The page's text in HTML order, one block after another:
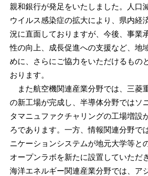
親和銀行が発足をいたしました。人口
ウイルス感染症の拡大により、県内経
況に直面しておりますが、今後、事業
性の向上、成長促進への支援など、地
めに、さらにご協力をいただけるもの
おります。
また航空機関連産業分野では、三菱
の新工場が完成し、半導体分野ではソ
タマニュファクチャリングの工場増設
ろであります。一方、情報関連分野で
ニケーションシステムが地元大学等と
オープンラボを新たに設置していただ
海洋エネルギー関連産業分野では、ア